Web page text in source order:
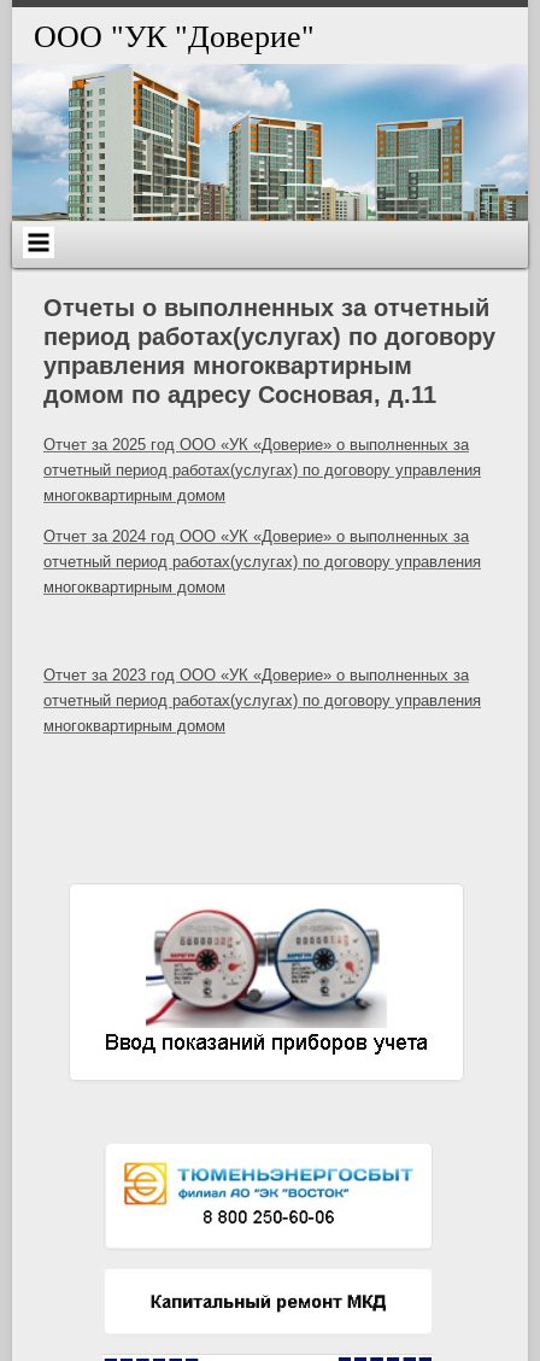
Skip
content
ООО "УК "Доверие"
Отчеты о выполненных за отчетный
период работах(услугах) по договору
управления многоквартирным
домом по адресу Сосновая, д.11
Отчет за 2025 год ООО «УК «Доверие» о выполненных за
отчетный период работах(услугах) по договору управления
многоквартирным домом
Отчет за 2024 год ООО «УК «Доверие» о выполненных за
отчетный период работах(услугах) по договору управления
многоквартирным домом
Отчет за 2023 год ООО «УК «Доверие» о выполненных за
отчетный период работах(услугах) по договору управления
многоквартирным домом